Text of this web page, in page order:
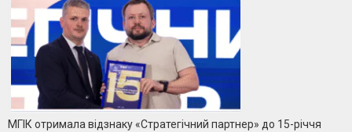
МГІК отримала відзнаку «Стратегічний партнер» до 15-річчя